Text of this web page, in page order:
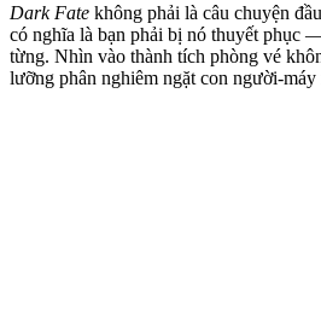
Dark Fate không phải là câu chuyện
có nghĩa là bạn phải bị nó thuyết phục
từng. Nhìn vào thành tích phòng vé
lưỡng phân nghiêm ngặt con người-